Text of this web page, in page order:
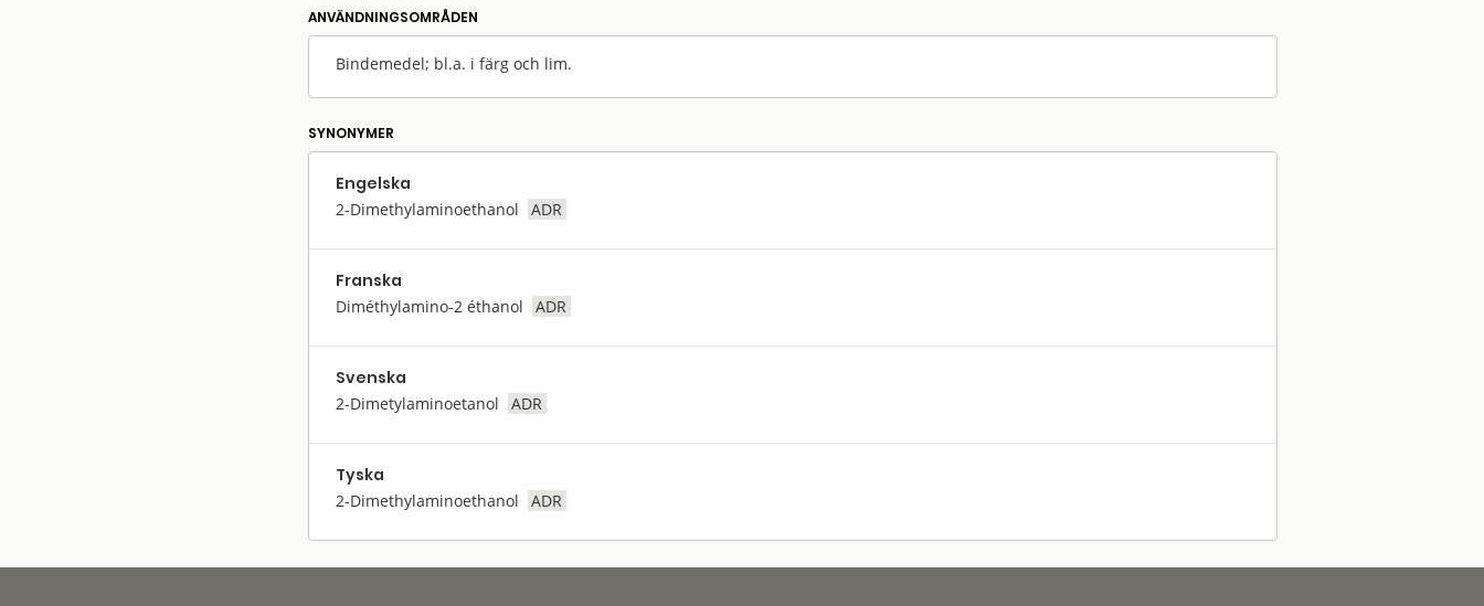
ANVÄNDNINGS­OMRÅDEN
Bindemedel; bl.a. i färg och lim.
SYNONYMER
Engelska
2-Dimethylaminoethanol ADR
Franska
Diméthylamino-2 éthanol ADR
Svenska
2-Dimetylaminoetanol ADR
Tyska
2-Dimethylaminoethanol ADR